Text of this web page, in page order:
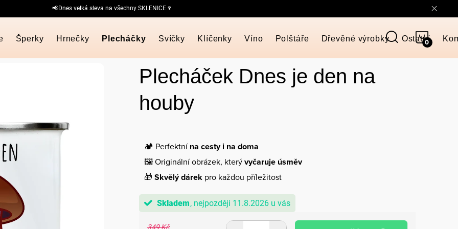
📢Dnes velká sleva na všechny SKLENICE🍷
KOŠÍK
Šperky Hrnečky Plecháčky Svíčky Klíčenky Víno Polštáře Dřevěné výrobky Ostatní
Plecháček Dnes je den na
houby
🏕️ Perfektnína cesty i na doma
🖼️ Originální obrázek, kterývyčaruje úsměv
🎁 Skvělý dárek pro každou příležitost
Skladem 11.8.2026
349 Kč